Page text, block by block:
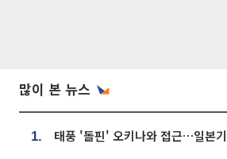
많이 본 뉴스
1.